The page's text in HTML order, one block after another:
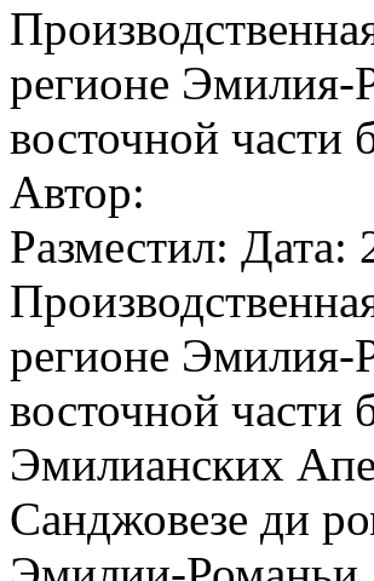
регионе Эмилия-
восточной части
Автор:
Разместил:
регионе Эмилия-
восточной части
Эмилианских
Санджовезе ди